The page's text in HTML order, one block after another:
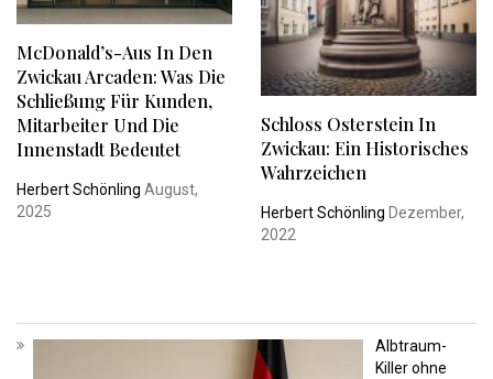
McDonald’s-Aus In Den
Zwickau Arcaden: Was Die
Schließung Für Kunden,
Mitarbeiter Und Die
Innenstadt Bedeutet
Herbert Schönling August,
2025
Schloss Osterstein In
Zwickau: Ein Historisches
Wahrzeichen
Herbert Schönling Dezember,
2022
Albtraum-
Killer ohne